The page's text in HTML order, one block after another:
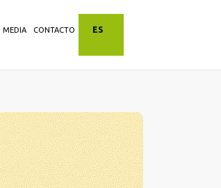
MEDIA CONTACTO ES